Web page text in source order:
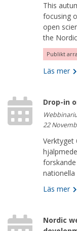
This
focusing
open
the
Publikt
Läs mer
Drop-in
22
Verktyget
nationella
Läs mer
Nordic